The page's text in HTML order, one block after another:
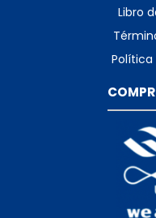
Libro
Política